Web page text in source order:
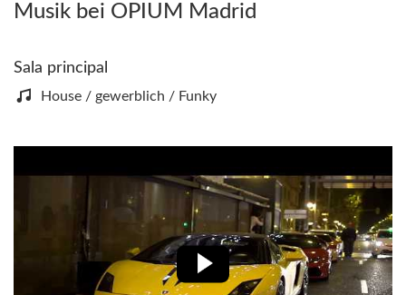
Musik bei OPIUM Madrid
Sala principal
House / gewerblich / Funky